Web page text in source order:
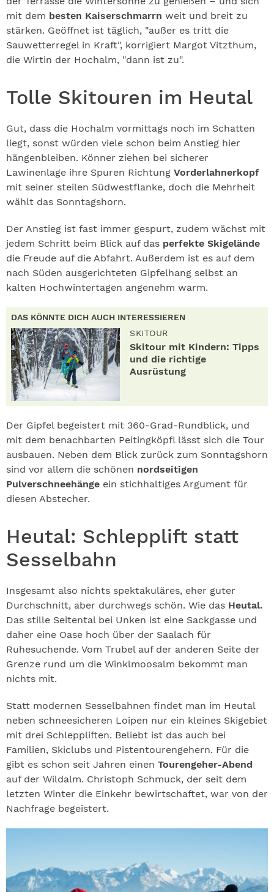
mit dem besten Kaiserschmarrn weit und breit zu
stärken. Geöffnet ist täglich, "außer es tritt die
Sauwetterregel in Kraft", korrigiert Margot Vitzthum,
die Wirtin der Hochalm, "dann ist zu".
Tolle Skitouren im Heutal
Gut, dass die Hochalm vormittags noch im Schatten
liegt, sonst würden viele schon beim Anstieg hier
hängenbleiben. Könner ziehen bei sicherer
Lawinenlage ihre Spuren Richtung Vorderlahnerkopf
mit seiner steilen Südwestflanke, doch die Mehrheit
wählt das Sonntagshorn.
Der Anstieg ist fast immer gespurt, zudem wächst mit
jedem Schritt beim Blick auf das perfekte Skigelände
die Freude auf die Abfahrt. Außerdem ist es auf dem
nach Süden ausgerichteten Gipfelhang selbst an
kalten Hochwintertagen angenehm warm.
DAS KÖNNTE DICH AUCH INTERESSIEREN
SKITOUR
Skitour mit Kindern: Tipps
und die richtige
Ausrüstung
Der Gipfel begeistert mit 360-Grad-Rundblick, und
mit dem benachbarten Peitingköpfl lässt sich die Tour
ausbauen. Neben dem Blick zurück zum Sonntagshorn
sind vor allem die schönen nordseitigen
Pulverschneehänge ein stichhaltiges Argument für
diesen Abstecher.
Heutal: Schlepplift statt
Sesselbahn
Insgesamt also nichts spektakuläres, eher guter
Durchschnitt, aber durchwegs schön. Wie das Heutal.
Das stille Seitental bei Unken ist eine Sackgasse und
daher eine Oase hoch über der Saalach für
Ruhesuchende. Vom Trubel auf der anderen Seite der
Grenze rund um die Winklmoosalm bekommt man
nichts mit.
Statt modernen Sesselbahnen findet man im Heutal
neben schneesicheren Loipen nur ein kleines Skigebiet
mit drei Schleppliften. Beliebt ist das auch bei
Familien, Skiclubs und Pistentourengehern. Für die
gibt es schon seit Jahren einen Tourengeher-Abend
auf der Wildalm. Christoph Schmuck, der seit dem
letzten Winter die Einkehr bewirtschaftet, war von der
Nachfrage begeistert.